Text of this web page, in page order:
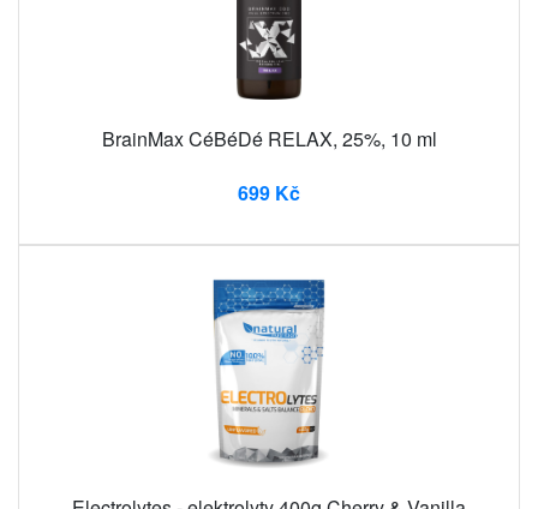
BrainMax CéBéDé RELAX, 25%, 10 ml
699 Kč